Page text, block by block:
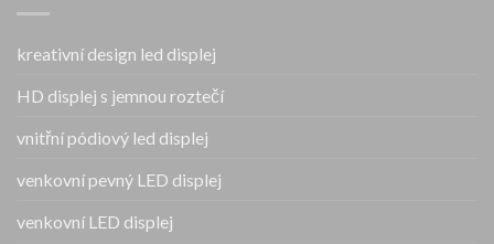
kreativní design led displej
HD displej s jemnou roztečí
vnitřní pódiový led displej
venkovní pevný LED displej
venkovní LED displej